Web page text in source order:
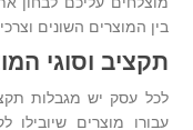
בין המוצרים השונים
תקציב וסוגי
לכל עסק יש מגבלות
עבורו מוצרים שיובילו